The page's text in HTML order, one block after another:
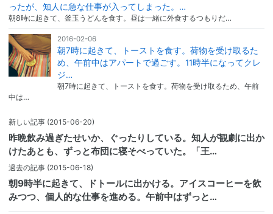
ったが、知人に急な仕事が入ってしまった。…
朝8時に起きて、釜玉うどんを食す。昼は一緒に外食するつもりだ…
2016-02-06
朝7時に起きて、トーストを食す。荷物を受け取るた
め、午前中はアパートで過ごす。11時半になってクレ
ジ…
朝7時に起きて、トーストを食す。荷物を受け取るため、午前
中は…
新しい記事 (2015-06-20)
昨晩飲み過ぎたせいか、ぐったりしている。知人が観劇に出か
けたあとも、ずっと布団に寝そべっていた。「王…
過去の記事 (2015-06-18)
朝9時半に起きて、ドトールに出かける。アイスコーヒーを飲
みつつ、個人的な仕事を進める。午前中はずっと…